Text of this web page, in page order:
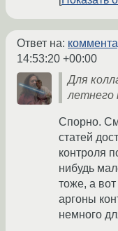
Ответ на:
14:53:20 +00:00
Для
летнего
Спорно.
статей
контроля
нибудь
тоже, а
аргоны
немного